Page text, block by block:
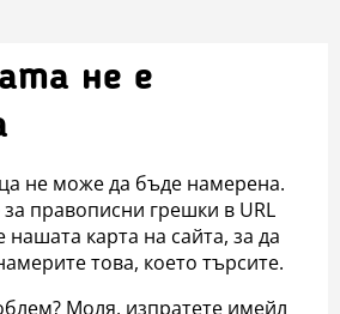
не е
не може да бъде намерена.
правописни грешки в URL
карта на сайта, за да
това, което търсите.
Моля, изпратете имейл